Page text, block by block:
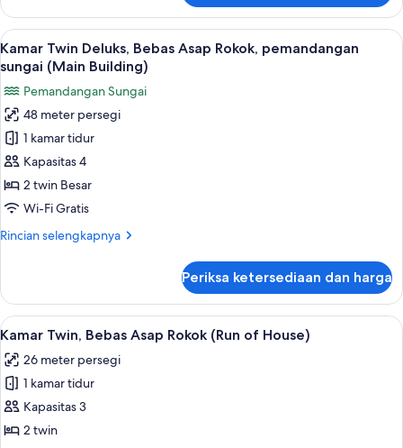
Kamar
Twin,
Bebas
Asap
Rokok,
pemandangan
sungai
(Rainbow
Plaza)
Lihat
semua
foto
untuk
Kamar
Twin
Deluks,
Bebas
Asap
pemandangan
Building)
Kamar Twin Deluks, Bebas Asap
14
Kamar Twin Deluks, Bebas Asap Rokok, pemandangan
sungai (Main Building)
Pemandangan Sungai
48 meter persegi
1 kamar tidur
Kapasitas 4
2 twin Besar
Wi-Fi Gratis
Rincian selengkapnya
Rincian
Kamar
Twin
Deluks,
Asap
Rokok,
pemandangan
sungai
(Main
Periksa ketersediaan dan harga
Lihat
semua
foto
untuk
Kamar
Twin,
Brankas, meja kerja, ruang kerja
13
Kamar Twin, Bebas Asap Rokok (Run of House)
26 meter persegi
1 kamar tidur
Kapasitas 3
2 twin